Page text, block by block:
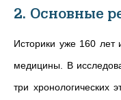
2. Основные
Историки уже 160 лет
медицины. В
три хронологических